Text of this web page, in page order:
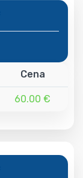
Cena
60.00 €